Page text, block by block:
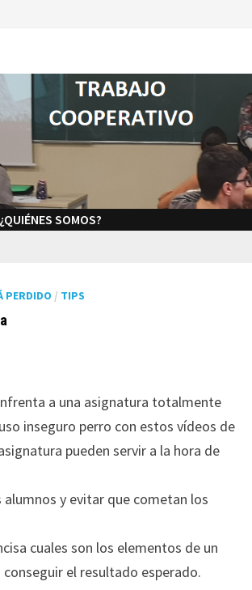
¿QUIÉNES SOMOS?
PERDIDO / TIPS
a una asignatura totalmente
inseguro perro con estos vídeos de
pueden servir a la hora de
y evitar que cometan los
cuales son los elementos de un
el resultado esperado.